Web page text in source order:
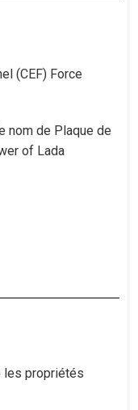
(CEF) Force
nom de Plaque de
of Lada
les propriétés